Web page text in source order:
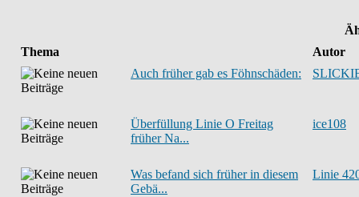
Thema
Autor
Auch früher gab es Föhnschäden:
Überfüllung Linie O Freitag
früher Na...
ice108
Was befand sich früher in diesem
Gebä...
Linie